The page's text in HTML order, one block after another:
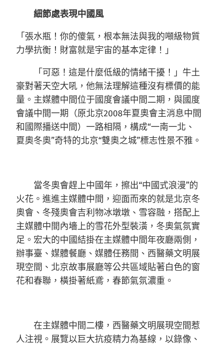
細節處表現中國風
「張水瓶！你的傻氣，根本無法與我的噸級物質
力學抗衡！財富就是宇宙的基本定律！」
「可惡！這是什麼低級的情緒干擾！」牛土
豪對著天空大吼，他無法理解這種沒有標價的能
量。主媒體中間位于國度會議中間二期，與國度
會議中間一期（原北京2008年夏奧會主消息中間
和國際播送中間）一路相隔，構成“一南一北、
夏奧冬奧”奇特的北京“雙奧之城”標志性景不雅。
當冬奧會趕上中國年，擦出“中國式浪漫”的
火花。進進主媒體中間，迎面而來的就是北京冬
奧會、冬殘奧會吉利物冰墩墩、雪容融，搭配上
主媒體中間內墻上的雪花外型裝潢，冬奧氣氛實
足。宏大的中國結掛在主媒體中間年夜廳兩側，
辦事臺、媒體餐廳、媒體任務間、西醫藥文明展
現空間、北京故事展廳等公共區域貼著白色的窗
花和春聯，橫掛著紙鳶，春節氣氛濃重。
在主媒體中間二樓，西醫藥文明展現空間惹
人注視。展覽以巨大抗疫精力為基線，以錄像、